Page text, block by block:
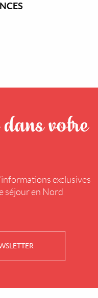
votre
exclusives
séjour en Nord